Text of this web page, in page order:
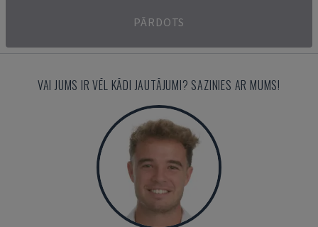
PĀRDOTS
VAI JUMS IR VĒL KĀDI JAUTĀJUMI? SAZINIES AR MUMS!